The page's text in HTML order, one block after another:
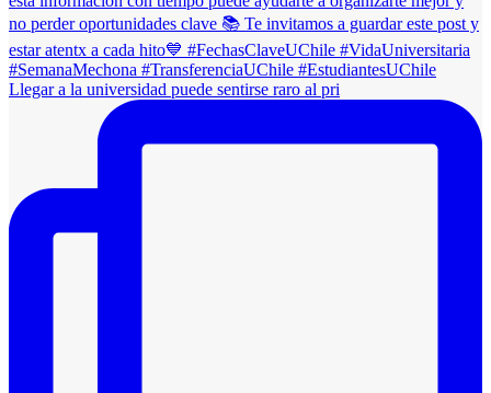
Llegar a la universidad puede sentirse raro al pri